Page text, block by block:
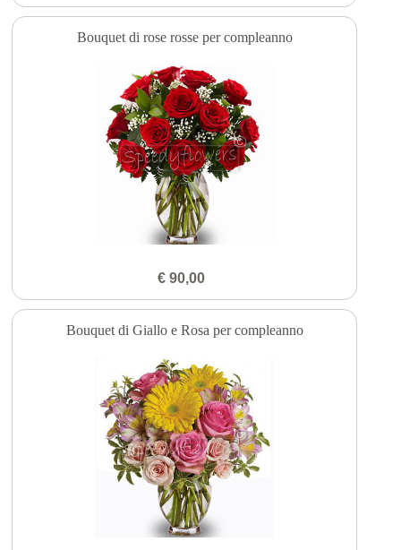
Bouquet di rose rosse per compleanno
€ 90,00
Bouquet di Giallo e Rosa per compleanno